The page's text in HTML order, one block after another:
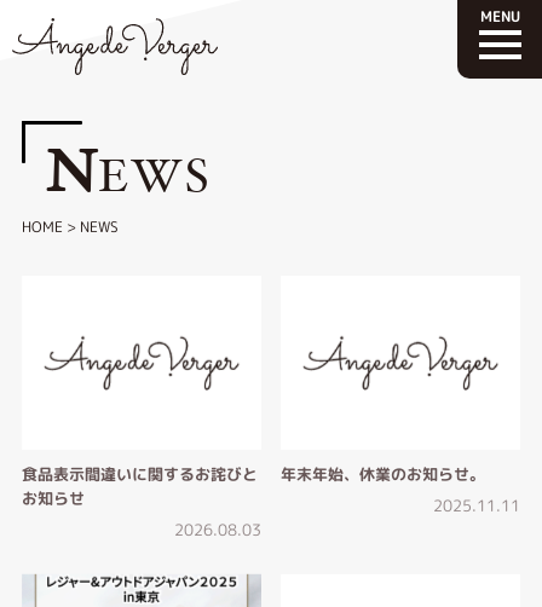
NEWS
HOME > NEWS
食品表示間違いに関するお詫びと
お知らせ
2026.08.03
年末年始、休業のお知らせ。
2025.11.11